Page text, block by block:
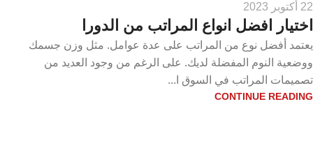
22 أكتوبر 2023
اختيار افضل انواع المراتب من الدورا
يعتمد أفضل نوع من المراتب على عدة عوامل. مثل وزن جسمك
ووضعية النوم المفضلة لديك. على الرغم من وجود العديد من
تصميمات المراتب في السوق ا...
CONTINUE READING